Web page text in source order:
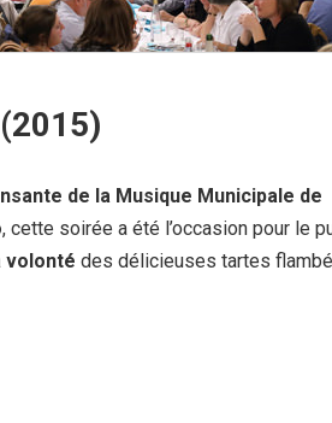
de la Musique Municipale de
, cette soirée a été l’occasion pour le
volonté des délicieuses tartes